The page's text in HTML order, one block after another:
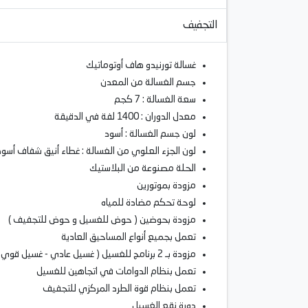
التجفيف
غسالة تورنيدو هاف أوتوماتيك
جسم الغسالة من المعدن
سعة الغسالة : 7 كجم
معدل الدوران : 1400 لفة في الدقيقة
لون جسم الغسالة : أسود
لون الجزء العلوي من الغسالة : غطاء أنيق شفاف
الحلة مصنوعة من البلاستيك
مزودة بموتورين
لوحة تحكم مضادة للمياه
مزودة بحوضين ( حوض للغسيل و حوض للتجفيف )
تعمل بجميع أنواع المساحيق العادية
مزودة بـ 2 برنامج للغسيل ( غسيل عادي - غسيل قوي )
تعمل بنظام الدوامات في اتجاهين للغسيل
تعمل بنظام قوة الطرد المركزي للتجفيف